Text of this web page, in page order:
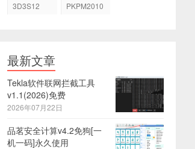
3D3S12
PKPM2010
最新文章
Tekla软件联网拦截工具
v1.1(2026)免费
2026年07月22日
品茗安全计算v4.2免狗[一
机一码]永久使用